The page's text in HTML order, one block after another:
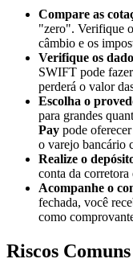
Compare as
"zero". Verifique
câmbio e os
Verifique os
SWIFT pode
perderá o valor
Escolha o
para grandes
Pay pode
o varejo bancário
Realize o
conta da
Acompanhe o
fechada, você
como
Riscos